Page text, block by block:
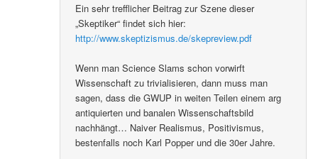
Ein sehr trefflicher Beitrag zur Szene dieser
„Skeptiker“ findet sich hier:
http://www.skeptizismus.de/skepreview.pdf
Wenn man Science Slams schon vorwirft
Wissenschaft zu trivialisieren, dann muss man
sagen, dass die GWUP in weiten Teilen einem arg
antiquierten und banalen Wissenschaftsbild
nachhängt… Naiver Realismus, Positivismus,
bestenfalls noch Karl Popper und die 30er Jahre.